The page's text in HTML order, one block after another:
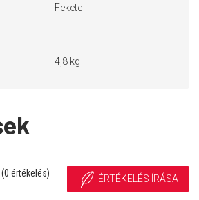
Fekete
4,8 kg
(0 értékelés) ÉRTÉKELÉS ÍRÁSA